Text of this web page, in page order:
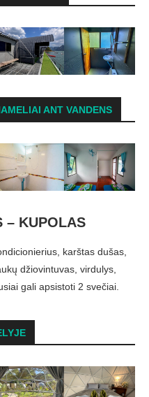
ANT VANDENS
– KUPOLAS
karštas dušas,
džiovintuvas, virdulys,
gali apsistoti 2 svečiai.